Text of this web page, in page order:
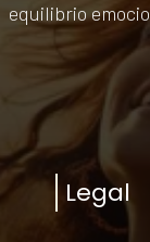
equilibrio
Legal